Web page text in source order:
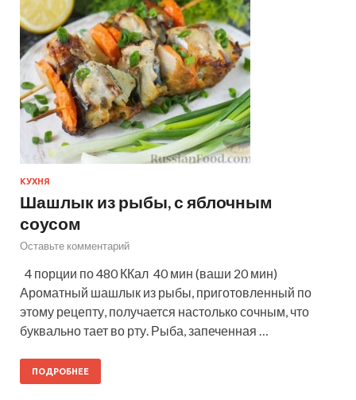
КУХНЯ
Шашлык из рыбы, с яблочным
соусом
Оставьте комментарий
4 порции по 480 ККал 40 мин (ваши 20 мин)
Ароматный шашлык из рыбы, приготовленный по
этому рецепту, получается настолько сочным, что
буквально тает во рту. Рыба, запеченная …
ПОДРОБНЕЕ